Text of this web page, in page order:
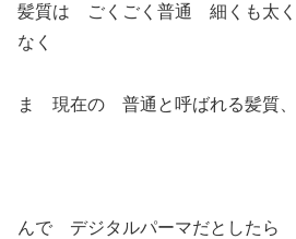
髪質は ごくごく普通 細くも太
なく
ま 現在の 普通と呼ばれる髪質、
んで デジタルパーマだとしたら